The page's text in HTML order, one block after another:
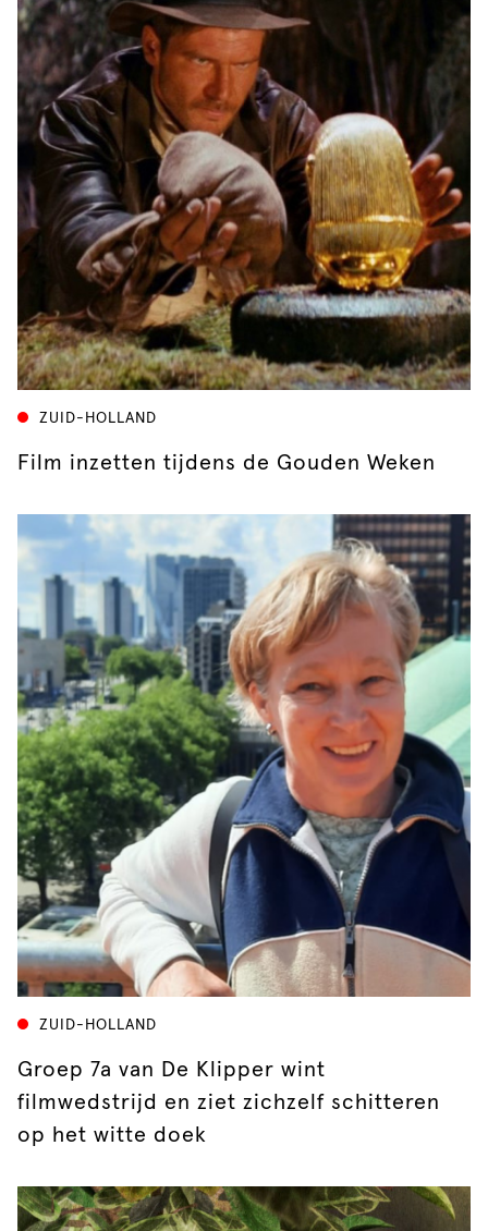
ZUID-HOLLAND
Film inzetten tijdens de Gouden Weken
ZUID-HOLLAND
Groep 7a van De Klipper wint
filmwedstrijd en ziet zichzelf schitteren
op het witte doek